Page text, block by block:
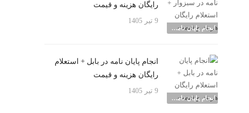
انجام پایان نامه شهرها
رایگان هزینه و قیمت
9 تیر 1405
انجام پایان نامه شهرها
انجام پایان نامه در بابل + استعلام
رایگان هزینه و قیمت
9 تیر 1405